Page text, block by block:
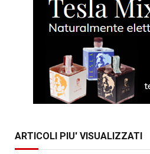
ARTICOLI PIU' VISUALIZZATI